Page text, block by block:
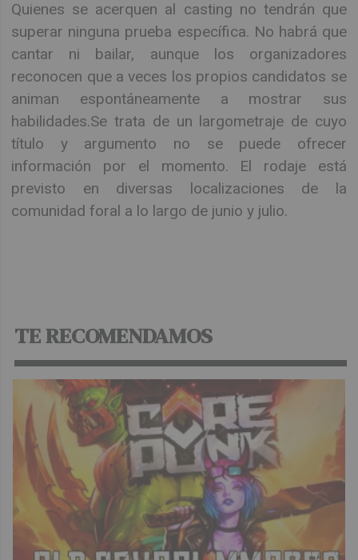
Quienes se acerquen al casting no tendrán que
superar ninguna prueba específica. No habrá que
cantar ni bailar, aunque los organizadores
reconocen que a veces los propios candidatos se
animan espontáneamente a mostrar sus
habilidades.Se trata de un largometraje de cuyo
título y argumento no se puede ofrecer
información por el momento. El rodaje está
previsto en diversas localizaciones de la
comunidad foral a lo largo de junio y julio.
TE RECOMENDAMOS